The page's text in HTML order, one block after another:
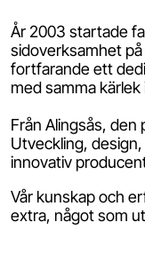
År 2003 startade
sidoverksamhet
fortfarande ett
med samma kärlek
Från Alingsås,
Utveckling,
innovativ
Vår kunskap och
extra, något som